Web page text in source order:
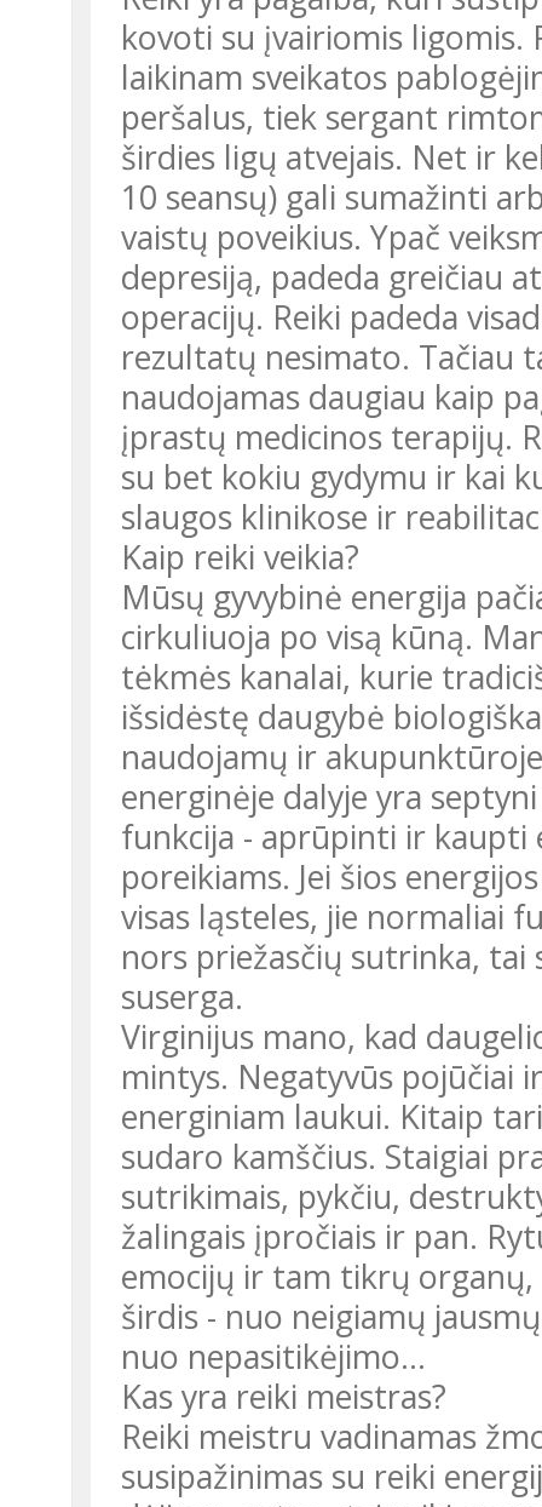
kovoti su įvairiomis ligomis.
laikinam sveikatos
peršalus, tiek sergant
širdies ligų atvejais. Net ir
10 seansų) gali sumažinti
vaistų poveikius. Ypač
depresiją, padeda greičiau
operacijų. Reiki padeda
rezultatų nesimato. Tačiau
naudojamas daugiau kaip
įprastų medicinos terapijų.
su bet kokiu gydymu ir kai
slaugos klinikose ir
Kaip reiki veikia?
Mūsų gyvybinė energija
cirkuliuoja po visą kūną.
tėkmės kanalai, kurie
išsidėstę daugybė
naudojamų ir
energinėje dalyje yra
funkcija - aprūpinti ir kaupti
poreikiams. Jei šios
visas ląsteles, jie normaliai
nors priežasčių sutrinka, tai
suserga.
Virginijus mano, kad
mintys. Negatyvūs pojūčiai
energiniam laukui. Kitaip
sudaro kamščius. Staigiai
sutrikimais, pykčiu,
žalingais įpročiais ir pan.
emocijų ir tam tikrų
širdis - nuo neigiamų
nuo nepasitikėjimo...
Kas yra reiki meistras?
Reiki meistru vadinamas
susipažinimas su reiki